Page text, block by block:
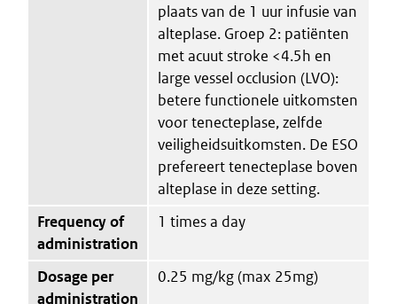
plaats van de 1 uur infusie van
alteplase. Groep 2: patiënten
met acuut stroke <4.5h en
large vessel occlusion (LVO):
betere functionele uitkomsten
voor tenecteplase, zelfde
veiligheidsuitkomsten. De ESO
prefereert tenecteplase boven
alteplase in deze setting.
Frequency of
administration
1 times a day
Dosage per
administration
0.25 mg/kg (max 25mg)